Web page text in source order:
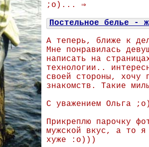
;о)... ⇒
Постельное белье -
А теперь, ближе к
Мне понравилась
написать на
технологии..
своей стороны, хочу
знакомств. Такие
С уважением Ольга ;о)
Прикреплю парочку
мужской вкус, а то я
хуже :о)))